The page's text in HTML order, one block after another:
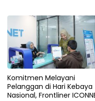
Komitmen Melayani
Pelanggan di Hari Kebaya
Nasional, Frontliner